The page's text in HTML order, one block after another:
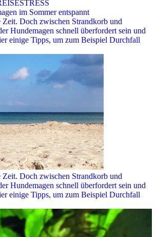
im Sommer entspannt
Doch zwischen Strandkorb und
Hundemagen schnell überfordert sein und
einige Tipps, um zum Beispiel Durchfall
Doch zwischen Strandkorb und
Hundemagen schnell überfordert sein und
einige Tipps, um zum Beispiel Durchfall